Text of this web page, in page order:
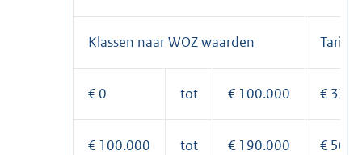
Klassen naar WOZ waarden Tarief
€ 0 tot € 100.000 €
€ 100.000 tot € 190.000 €